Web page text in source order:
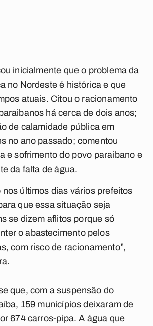
inicialmente que o problema da
no Nordeste é histórica e que
atuais. Citou o racionamento
há cerca de dois anos;
de calamidade pública em
no ano passado; comentou
e sofrimento do povo paraibano e
da falta de água.
nos últimos dias vários prefeitos
que essa situação seja
se dizem aflitos porque só
o abastecimento pelos
com risco de racionamento”,
que, com a suspensão do
159 municípios deixaram de
674 carros-pipa. A água que